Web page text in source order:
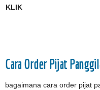
KLIK
Cara Order Pijat
bagaimana cara order pijat